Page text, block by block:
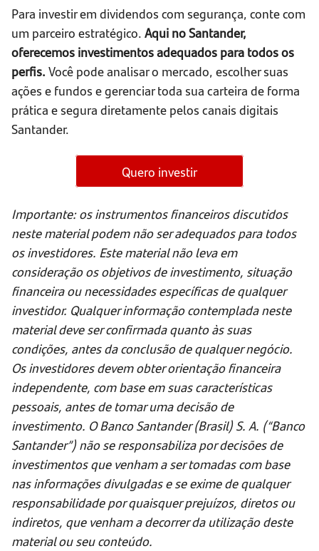
Para investir em dividendos com segurança, conte com
um parceiro estratégico. Aqui no Santander,
oferecemos investimentos adequados para todos os
perfis. Você pode analisar o mercado, escolher suas
ações e fundos e gerenciar toda sua carteira de forma
prática e segura diretamente pelos canais digitais
Santander.
Quero investir
Importante: os instrumentos financeiros discutidos
neste material podem não ser adequados para todos
os investidores. Este material não leva em
consideração os objetivos de investimento, situação
financeira ou necessidades específicas de qualquer
investidor. Qualquer informação contemplada neste
material deve ser confirmada quanto às suas
condições, antes da conclusão de qualquer negócio.
Os investidores devem obter orientação financeira
independente, com base em suas características
pessoais, antes de tomar uma decisão de
investimento. O Banco Santander (Brasil) S. A. (“Banco
Santander”) não se responsabiliza por decisões de
investimentos que venham a ser tomadas com base
nas informações divulgadas e se exime de qualquer
responsabilidade por quaisquer prejuízos, diretos ou
indiretos, que venham a decorrer da utilização deste
material ou seu conteúdo.